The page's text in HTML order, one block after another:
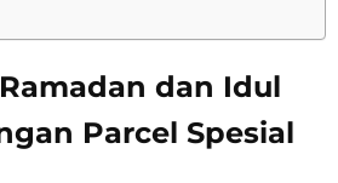
dan Idul
Parcel Spesial